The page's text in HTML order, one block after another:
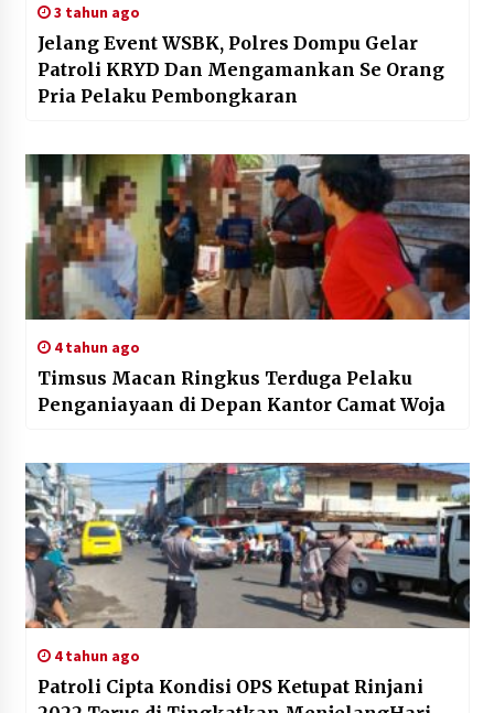
3 tahun ago
Jelang Event WSBK, Polres Dompu Gelar
Patroli KRYD Dan Mengamankan Se Orang
Pria Pelaku Pembongkaran
4 tahun ago
Timsus Macan Ringkus Terduga Pelaku
Penganiayaan di Depan Kantor Camat Woja
4 tahun ago
Patroli Cipta Kondisi OPS Ketupat Rinjani